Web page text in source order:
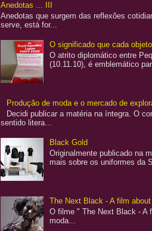
Anedotas ... III
Anedotas que surgem das reflexões
serve, está for...
O significado que cada
O atrito diplomático entre
(10.11.10), é emblemático
Produção de moda e o mercado de
Decidi publicar a matéria na íntegra. O
sentido litera...
Black Gold
Originalmente publicado na
mais sobre os uniformes da
The Next Black - A film
O filme " The Next Black - A
moda...